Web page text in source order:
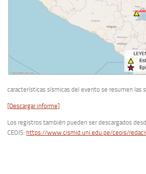
características sísmicas del evento se resumen las
[Descargar informe]
Los registros también pueden ser descargados
CEOIS: https://www.cismid.uni.edu.pe/ceois/